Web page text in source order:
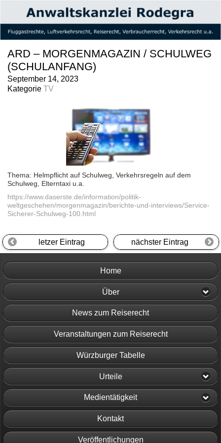
ARD – MORGENMAGAZIN / SCHULWEG
(SCHULANFANG)
September 14, 2023
Kategorie TV
Thema: Helmpflicht auf Schulweg, Verkehrsregeln auf dem
Schulweg, Elterntaxi u.a.
https://www.daserste.de/information/politik-
weltgeschehen/morgenmagazin/berichte-und-interviews/Service-
Sicherer-Schulweg-100.html
letzer Eintrag nächster Eintrag
Home
Über
News zum Reiserecht
Veranstaltungen zum Reiserecht
Würzburger Tabelle
Urteile
Medientätigkeit
Kontakt
Veröffentlichungen